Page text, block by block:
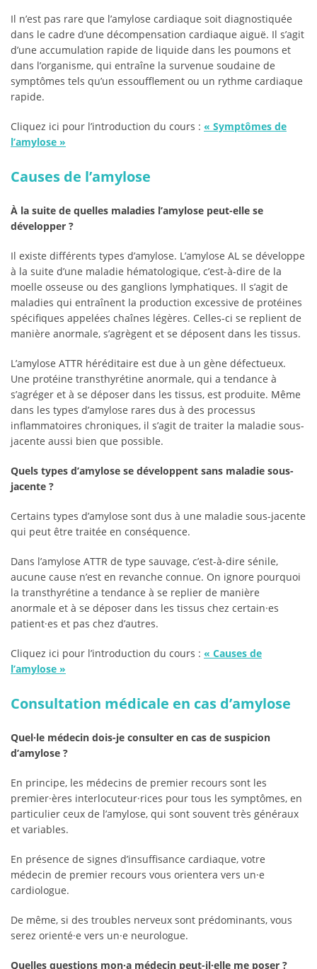
Il n’est pas rare que l’amylose cardiaque soit diagnostiquée
dans le cadre d’une décompensation cardiaque aiguë. Il s’agit
d’une accumulation rapide de liquide dans les poumons et
dans l’organisme, qui entraîne la survenue soudaine de
symptômes tels qu’un essoufflement ou un rythme cardiaque
rapide.
Cliquez ici pour l’introduction du cours : « Symptômes de
l’amylose »
Causes de l’amylose
À la suite de quelles maladies l’amylose peut-elle se
développer ?
Il existe différents types d’amylose. L’amylose AL se développe
à la suite d’une maladie hématologique, c’est-à-dire de la
moelle osseuse ou des ganglions lymphatiques. Il s’agit de
maladies qui entraînent la production excessive de protéines
spécifiques appelées chaînes légères. Celles-ci se replient de
manière anormale, s’agrègent et se déposent dans les tissus.
L’amylose ATTR héréditaire est due à un gène défectueux.
Une protéine transthyrétine anormale, qui a tendance à
s’agréger et à se déposer dans les tissus, est produite. Même
dans les types d’amylose rares dus à des processus
inflammatoires chroniques, il s’agit de traiter la maladie sous-
jacente aussi bien que possible.
Quels types d’amylose se développent sans maladie sous-
jacente ?
Certains types d’amylose sont dus à une maladie sous-jacente
qui peut être traitée en conséquence.
Dans l’amylose ATTR de type sauvage, c’est-à-dire sénile,
aucune cause n’est en revanche connue. On ignore pourquoi
la transthyrétine a tendance à se replier de manière
anormale et à se déposer dans les tissus chez certain·es
patient·es et pas chez d’autres.
Cliquez ici pour l’introduction du cours : « Causes de
l’amylose »
Consultation médicale en cas d’amylose
Quel·le médecin dois-je consulter en cas de suspicion
d’amylose ?
En principe, les médecins de premier recours sont les
premier·ères interlocuteur·rices pour tous les symptômes, en
particulier ceux de l’amylose, qui sont souvent très généraux
et variables.
En présence de signes d’insuffisance cardiaque, votre
médecin de premier recours vous orientera vers un·e
cardiologue.
De même, si des troubles nerveux sont prédominants, vous
serez orienté·e vers un·e neurologue.
Quelles questions mon·a médecin peut-il·elle me poser ?